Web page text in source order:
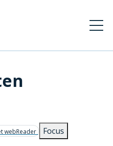
webReader Focus